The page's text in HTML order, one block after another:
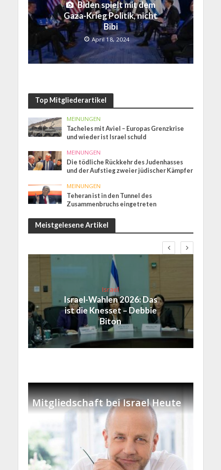
Biden spielt mit dem
Gaza-Krieg Politik, nicht
Bibi
April 18, 2024
Top Mitgliederartikel
MEINUNGEN
Tacheles mit Aviel – Europas Grenzkrise
und wieder ist Israel schuld
MEINUNGEN
Die tödliche Rückkehr des Judenhasses
und der Aufstieg zweier jüdischer Kämpfer
MEINUNGEN
Teheran ist in den Tunnel des
Zusammenbruchs eingetreten
Meistgelesene Artikel
Israel
Israel-Wahlen 2026: Das
ist die Knesset – Debbie
Biton
Mitgliedschaft bei Israel Heute